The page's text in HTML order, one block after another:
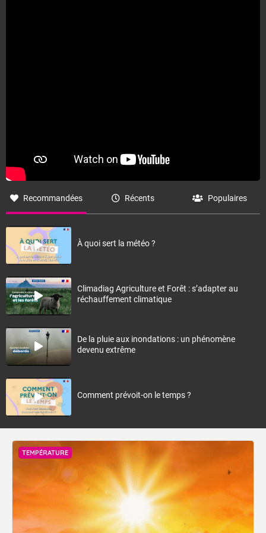
Recommandées Récents Populaires
À quoi sert la météo ?
Climadiag Agriculture et Forêt : s’adapter au
réchauffement climatique
De la pluie aux inondations : un phénomène
devenu extrême
Comment prévoit-on le temps ?
TEMPÉRATURE